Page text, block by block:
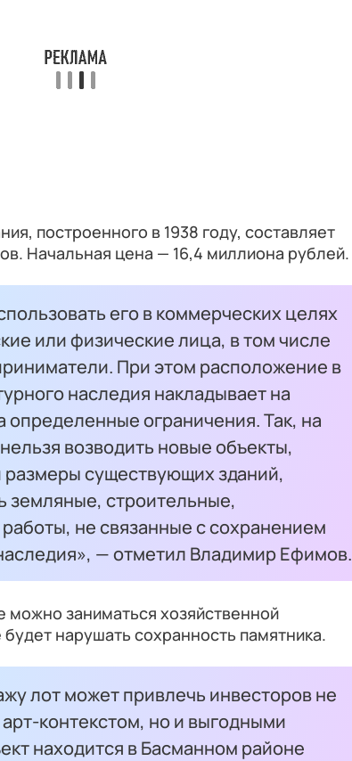
построенного в 1938 году, составляет
Начальная цена — 16,4 миллиона рублей.
его в коммерческих целях
или физические лица, в том числе
При этом расположение в
наследия накладывает на
определенные ограничения. Так, на
возводить новые объекты,
существующих зданий,
земляные, строительные,
не связанные с сохранением
— отметил Владимир Ефимов.
можно заниматься хозяйственной
нарушать сохранность памятника.
лот может привлечь инвесторов не
контекстом, но и выгодными
находится в Басманном районе